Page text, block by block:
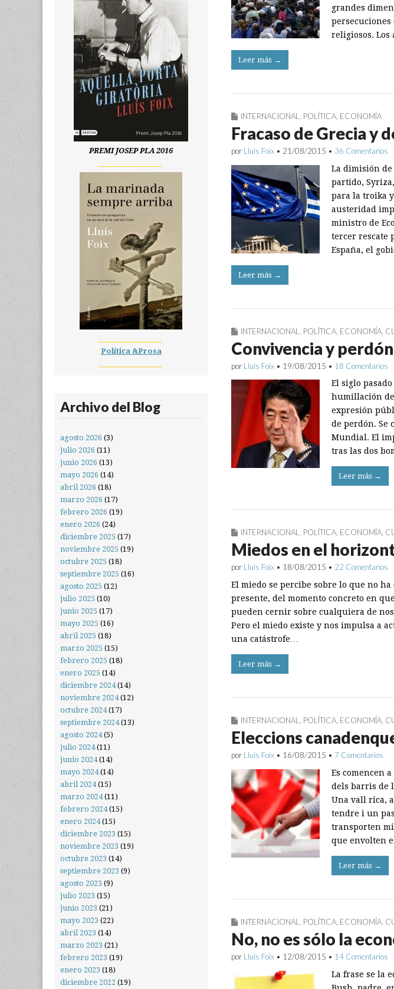
grandes
persecuciones
religiosos. Los
Leer más →
INTERNACIONAL POLÍTICA ECONOMÍA
Fracaso de Grecia y
por Lluís Foix • 21/08/2015 • 36 Comentarios
La dimisión
partido,
para la troika
austeridad
ministro de
tercer rescate
España, el
Leer más →
INTERNACIONAL POLÍTICA ECONOMÍA
Convivencia y perdón
por Lluís Foix • 19/08/2015 • 18 Comentarios
El siglo
humillación de
expresión
de perdón. Se
Mundial. El
tras las dos
Leer más →
INTERNACIONAL, POLÍTICA, ECONOMÍA,
Miedos en el
por Lluís Foix • 18/08/2015 • 22 Comentarios
El miedo se percibe sobre lo que no
presente, del momento concreto en
pueden cernir sobre cualquiera de
Pero el miedo existe y nos impulsa a
una catástrofe…
Leer más →
INTERNACIONAL, POLÍTICA, ECONOMÍA,
Eleccions
por Lluís Foix • 16/08/2015 • 7 Comentarios
Es comencen
dels barris de
Una vall rica,
tendre i un
transporten
que envolten
Leer más →
INTERNACIONAL POLÍTICA ECONOMÍA
No, no es sólo la
por Lluís Foix • 12/08/2015 • 14 Comentarios
La frase se la
PREMI JOSEP PLA 2016
Política &Prosa
Archivo del Blog
agosto 2026 (3)
julio 2026 (11)
junio 2026 (13)
mayo 2026 (14)
abril 2026 (18)
marzo 2026 (17)
febrero 2026 (19)
enero 2026 (24)
diciembre 2025 (17)
noviembre 2025 (19)
octubre 2025 (18)
septiembre 2025 (16)
agosto 2025 (12)
julio 2025 (10)
junio 2025 (17)
mayo 2025 (16)
abril 2025 (18)
marzo 2025 (15)
febrero 2025 (18)
enero 2025 (14)
diciembre 2024(14)
noviembre 2024(12)
octubre 2024(17)
septiembre 2024(13)
agosto 2024(5)
julio 2024(11)
junio 2024(14)
mayo 2024(14)
abril 2024(15)
marzo 2024(11)
febrero 2024(15)
enero 2024(15)
diciembre 2023 (15)
noviembre 2023 (19)
octubre 2023 (14)
septiembre 2023 (9)
agosto 2023 (9)
julio 2023 (15)
junio 2023 (21)
mayo 2023 (22)
abril 2023 (14)
marzo 2023 (21)
febrero 2023 (19)
enero 2023 (18)
diciembre 2022 (19)